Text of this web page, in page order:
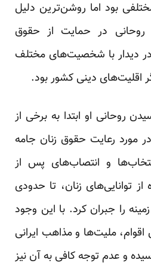
بود اما روشن‌ترین دلیل
روحانی در حمایت از حقوق
در دیدار با شخصیت‌های مختلف
اقلیت‌های دینی کشور بود.
روحانی او ابتدا به برخی از
مورد رعایت حقوق زنان جامه
و انتصاب‌های پس از
از توانایی‌های زنان، تا حدودی
را جبران کرد. با این وجود
ملیت‌ها و مذاهب ایرانی
و عدم توجه کافی به آن نیز